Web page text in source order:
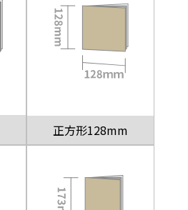
正方形128mm